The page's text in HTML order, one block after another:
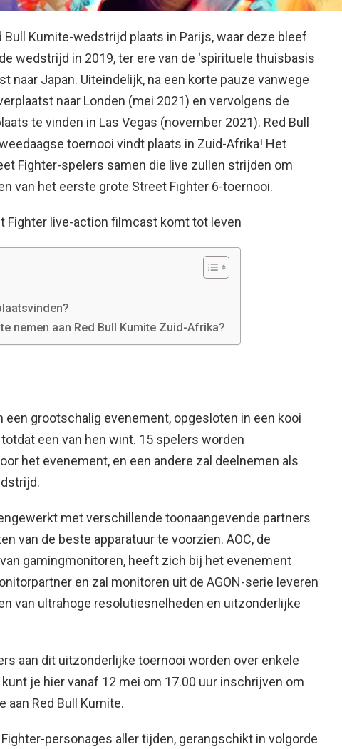
Bull Kumite-wedstrijd plaats in Parijs, waar deze bleef
wedstrijd in 2019, ter ere van de ‘spirituele thuisbasis
naar Japan. Uiteindelijk, na een korte pauze vanwege
naar Londen (mei 2021) en vervolgens de
te vinden in Las Vegas (november 2021). Red Bull
toernooi vindt plaats in Zuid-Afrika! Het
Fighter-spelers samen die live zullen strijden om
van het eerste grote Street Fighter 6-toernooi.
Fighter live-action filmcast komt tot leven
nemen aan Red Bull Kumite Zuid-Afrika?
grootschalig evenement, opgesloten in een kooi
een van hen wint. 15 spelers worden
het evenement, en een andere zal deelnemen als
met verschillende toonaangevende partners
van de beste apparatuur te voorzien. AOC, de
gamingmonitoren, heeft zich bij het evenement
en zal monitoren uit de AGON-serie leveren
van ultrahoge resolutiesnelheden en uitzonderlijke
aan dit uitzonderlijke toernooi worden over enkele
je hier vanaf 12 mei om 17.00 uur inschrijven om
aan Red Bull Kumite.
Fighter-personages aller tijden, gerangschikt in volgorde